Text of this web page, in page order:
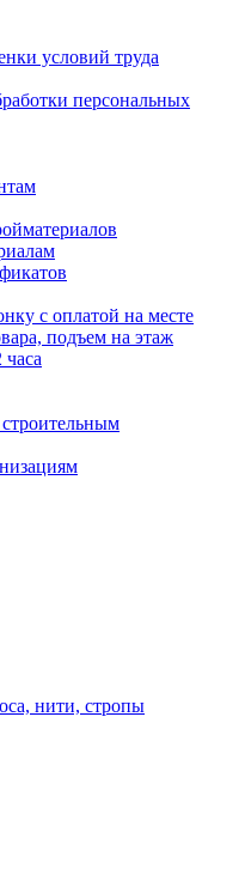
условий труда
персональных
с оплатой на месте
подъем на этаж
часа
нити, стропы